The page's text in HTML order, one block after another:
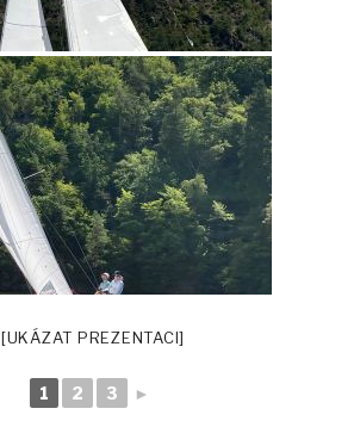
[UKÁZAT PREZENTACI]
1 2 3 ►